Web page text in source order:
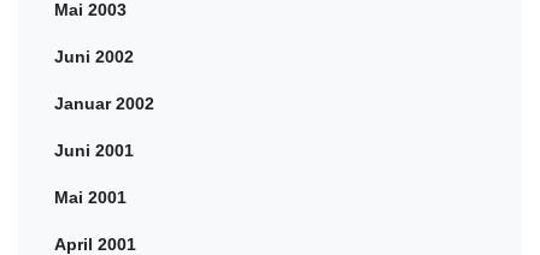
Mai 2003
Juni 2002
Januar 2002
Juni 2001
Mai 2001
April 2001